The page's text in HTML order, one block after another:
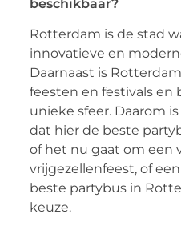
beschikbaar?
Rotterdam is de stad
innovatieve en
Daarnaast is
feesten en festivals en
unieke sfeer. Daarom
dat hier de beste
of het nu gaat om een
vrijgezellenfeest, of
beste partybus in
keuze.